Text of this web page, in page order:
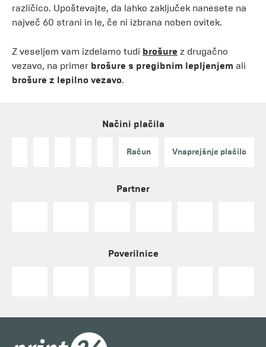
različico. Upoštevajte, da lahko zaključek nanesete na
največ 60 strani in le, če ni izbrana noben ovitek.
Z veseljem vam izdelamo tudi brošure z drugačno
vezavo, na primer brošure s pregibnim lepljenjem ali
brošure z lepilno vezavo.
Načini plačila
Račun Vnaprejšnje plačilo
Partner
Poverilnice